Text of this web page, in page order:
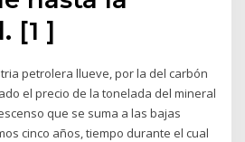
[1 ]
petrolera llueve, por la del carbón
el precio de la tonelada del mineral
que se suma a las bajas
cinco años, tiempo durante el cual